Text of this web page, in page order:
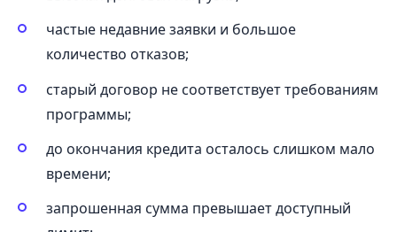
частые недавние заявки и большое
количество отказов;
старый договор не соответствует требованиям
программы;
до окончания кредита осталось слишком мало
времени;
запрошенная сумма превышает доступный